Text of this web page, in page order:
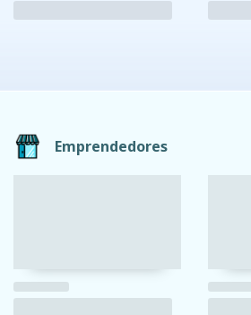
Emprendedores